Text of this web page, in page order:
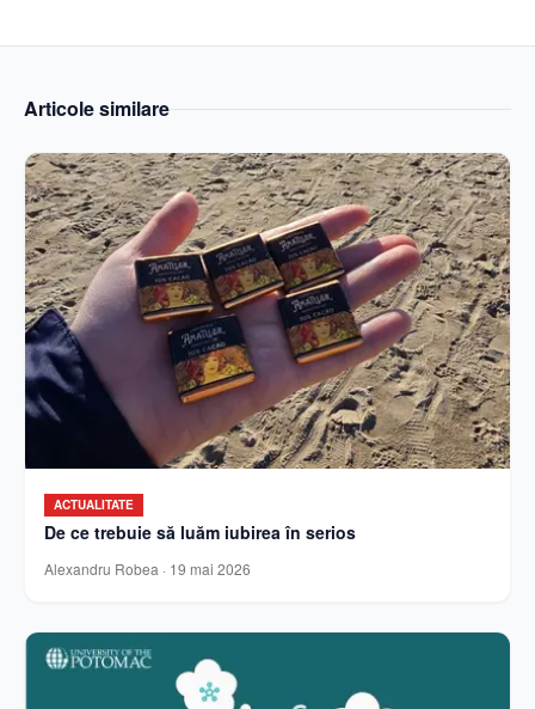
Articole similare
ACTUALITATE
De ce trebuie să luăm iubirea în serios
Alexandru Robea · 19 mai 2026